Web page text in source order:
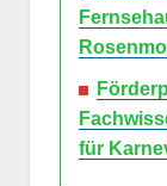
für